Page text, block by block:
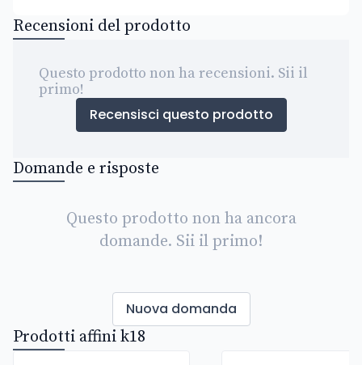
Recensioni del prodotto
Questo prodotto non ha recensioni. Sii il
primo!
Recensisci questo prodotto
Domande e risposte
Questo prodotto non ha ancora
domande. Sii il primo!
Nuova domanda
Prodotti affini k18